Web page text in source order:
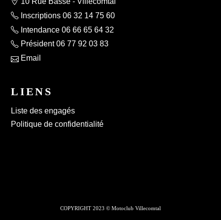
Inscriptions 06 32 14 75 60
Intendance 06 66 65 64 32
Président 06 77 92 03 83
Email
LIENS
Liste des engagés
Politique de confidentialité
COPYRIGHT 2023 © Motoclub Villecomtal